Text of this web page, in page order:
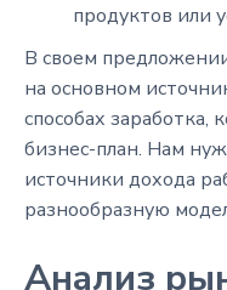
продуктов или
В своем
на основном
способах
бизнес-план. Нам
источники дохода
разнообразную
Анализ